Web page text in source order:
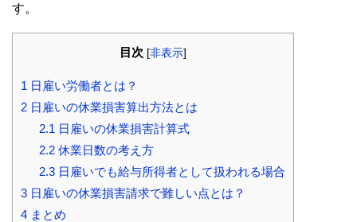
す。
目次 [非表示]
1 日雇い労働者とは？
2 日雇いの休業損害算出方法とは
2.1 日雇いの休業損害計算式
2.2休業日数の考え方
2.3日雇いでも給与所得者として扱われる場合
3 日雇いの休業損害請求で難しい点とは？
4 まとめ